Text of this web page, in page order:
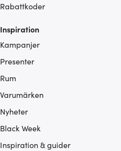
Rabattkoder
Inspiration
Kampanjer
Presenter
Rum
Varumärken
Nyheter
Black Week
Inspiration & guider